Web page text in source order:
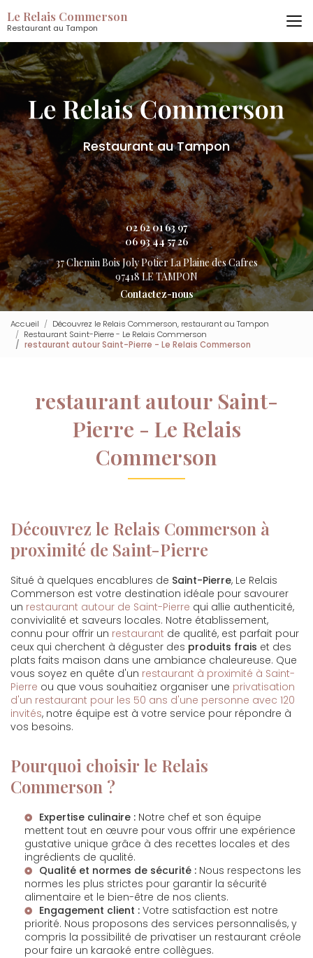
au
contenu
principal
Le Relais Commerson
Restaurant au Tampon
Restaurant au Tampon
02 62 01 63 97
06 93 44 57 26
37 Chemin Bois Joly PotierLa Plaine des Cafres
97418 LE TAMPON
Contactez-nous
Accueil
Découvrez le Relais Commerson, restaurant au Tampon
Restaurant Saint-Pierre - Le Relais Commerson
restaurant autour Saint-Pierre - Le Relais Commerson
restaurant autour Saint-
Pierre - Le Relais
Commerson
Découvrez le Relais Commerson à
proximité de Saint-Pierre
Situé à quelques encablures de Saint-Pierre, Le Relais
Commerson est votre destination idéale pour savourer
un restaurant autour de Saint-Pierre qui allie authenticité,
convivialité et saveurs locales. Notre établissement,
connu pour offrir un restaurant de qualité, est parfait pour
ceux qui cherchent à déguster des produits frais et des
plats faits maison dans une ambiance chaleureuse. Que
vous soyez en quête d'un restaurant à proximité à Saint-
Pierre ou que vous souhaitiez organiser une privatisation
d'un restaurant pour les 50 ans d'une personne avec 120
invités, notre équipe est à votre service pour répondre à
vos besoins.
Pourquoi choisir le Relais
Commerson ?
Expertise culinaire : Notre chef et son équipe
mettent tout en œuvre pour vous offrir une expérience
gustative unique grâce à des recettes locales et des
ingrédients de qualité.
Qualité et normes de sécurité : Nous respectons les
normes les plus strictes pour garantir la sécurité
alimentaire et le bien-être de nos clients.
Engagement client : Votre satisfaction est notre
priorité. Nous proposons des services personnalisés, y
compris la possibilité de privatiser un restaurant créole
pour faire un karaoké entre collègues.